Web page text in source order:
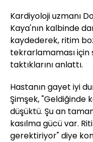
Kardiyoloji uzmanı
Kaya'nın kalbinde
kaydederek, ritim
tekrarlamaması için
taktıklarını anlattı.
Hastanın gayet iyi
Şimşek, "Geldiğinde
düşüktü. Şu an
kasılma gücü var.
gerektiriyor" diye